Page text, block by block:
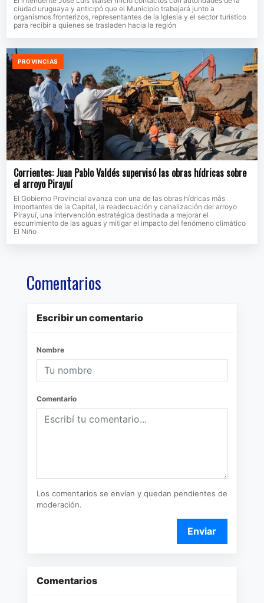
ciudad uruguaya y anticipó que el Municipio trabajará junto a
organismos fronterizos, representantes de la Iglesia y el sector turístico
para recibir a quienes se trasladen hacia la región
PROVINCIAS
Corrientes: Juan Pablo Valdés supervisó las obras hídricas sobre
el arroyo Pirayuí
El Gobierno Provincial avanza con una de las obras hídricas más
importantes de la Capital, la readecuación y canalización del arroyo
Pirayuí, una intervención estratégica destinada a mejorar el
escurrimiento de las aguas y mitigar el impacto del fenómeno climático
El Niño
Comentarios
Escribir un comentario
Nombre
Comentario
Los comentarios se envían y quedan pendientes de
moderación.
Enviar
Comentarios